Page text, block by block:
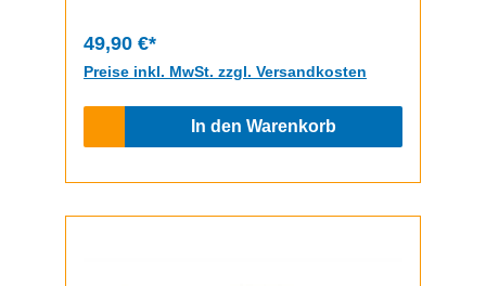
49,90 €*
Preise inkl. MwSt. zzgl. Versandkosten
In den Warenkorb